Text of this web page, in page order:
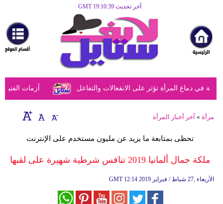
آخر تحديث GMT 19:10:39
مرأة
أزياء
أزياء
إسلامية
صحة
أزمات دماغ المرأة تؤثر على الانفعالات والتفاعل
مرأة » آخر أخبار المرأة
تحظى بمتابعة ما يزيد عن مليون مستخدم على الإنترنت
ملكة جمال ألمانيا 2019 تنافس شرطية شهيرة على لقبها
GMT 12:14 2019 الأربعاء ,27 شباط / فبراير